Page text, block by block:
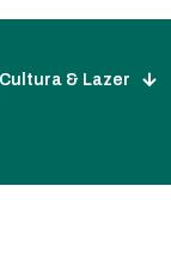
& Lazer